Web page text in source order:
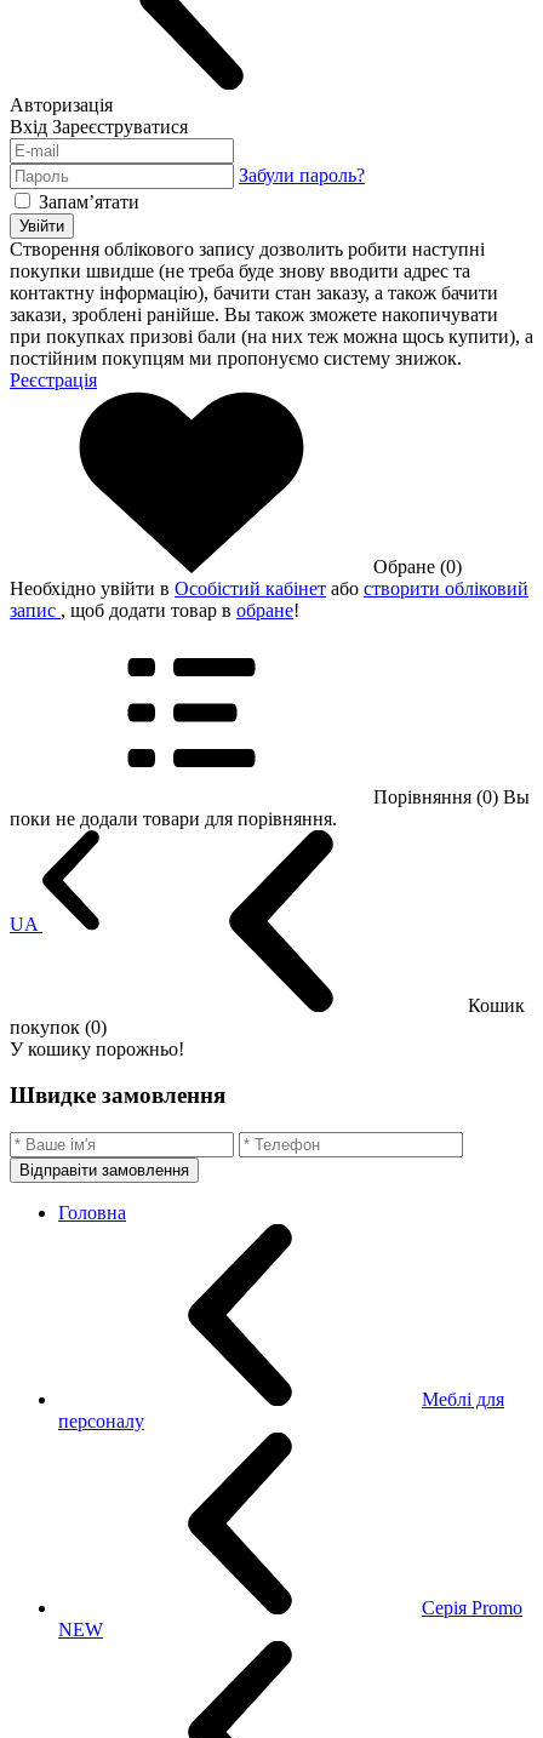
Авторизація
Вхід Зареєструватися
Забули пароль?
Запам’ятати
Увійти
Створення облікового запису дозволить робити наступні
покупки швидше (не треба буде знову вводити адрес та
контактну інформацію), бачити стан заказу, а також бачити
закази, зроблені ранійше. Вы також зможете накопичувати
при покупках призові бали (на них теж можна щось купити), а
постійним покупцям ми пропонуємо систему знижок.
Реєстрація
Обране (0)
Необхідно увійти в Особістий кабінет або створити обліковий
запис , щоб додати товар в обране!
Порівняння (0) Вы
поки не додали товари для порівняння.
UA
Кошик
покупок (0)
У кошику порожньо!
Швидке замовлення
Відправіти замовлення
Головна
Меблі для
персоналу
Серія Promo
NEW